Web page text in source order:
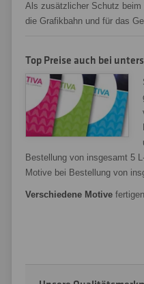
Als zusätzlicher Schutz beim
die Grafikbahn und für das
Top Preise auch bei
Bestellung von insgesamt 5
Motive bei Bestellung von
Verschiedene Motive